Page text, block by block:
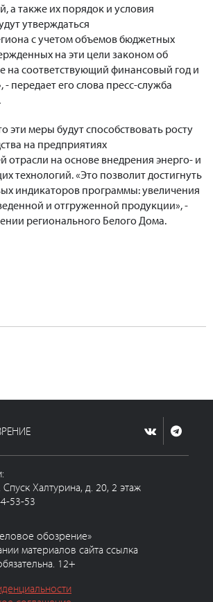
а также их порядок и условия
утверждаться
с учетом объемов бюджетных
на эти цели законом об
на соответствующий финансовый год и
передает его слова пресс-служба
эти меры будут способствовать росту
на предприятиях
отрасли на основе внедрения энерго- и
технологий. «Это позволит достигнуть
индикаторов программы: увеличения
и отгруженной продукции», -
регионального Белого Дома.
Спуск Халтурина, д. 20, 2 этаж
53-53
обозрение»
материалов сайта ссылка
12+